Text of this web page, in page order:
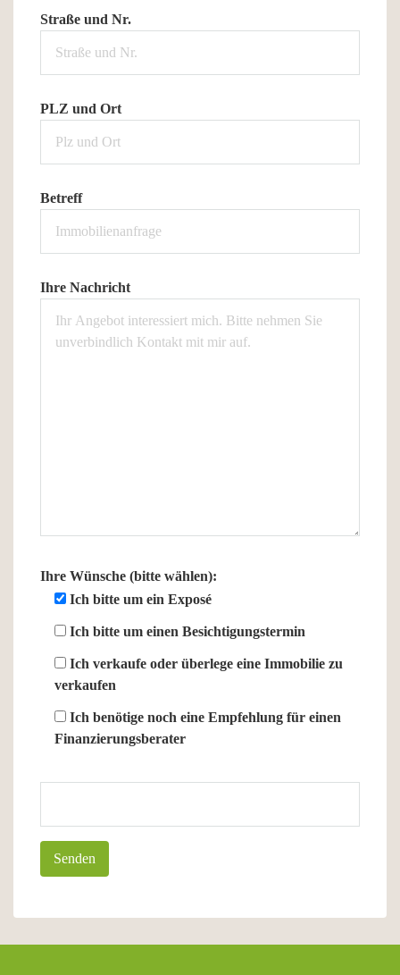
Straße und Nr.
PLZ und Ort
Betreff
Ihre Nachricht
Ihre Wünsche (bitte wählen):
Ich bitte um ein Exposé
Ich bitte um einen Besichtigungstermin
Ich verkaufe oder überlege eine Immobilie zu
verkaufen
Ich benötige noch eine Empfehlung für einen
Finanzierungsberater